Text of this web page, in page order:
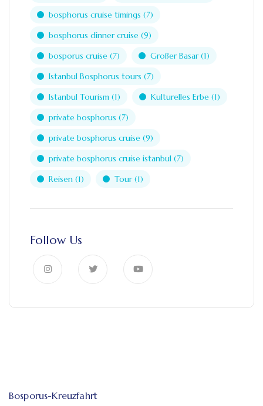
bosphorus cruise timings (7)
bosphorus dinner cruise (9)
bosporus cruise (7) Großer Basar(1)
Istanbul Bosphorus tours (7)
Istanbul Tourism (1) Kulturelles Erbe (1)
private bosphorus (7)
private bosphorus cruise (9)
private bosphorus cruise istanbul (7)
Reisen (1) Tour(1)
Follow Us
Bosporus-Kreuzfahrt